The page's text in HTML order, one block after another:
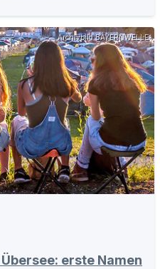
Archivbild BAYERNWELLE
erste Namen